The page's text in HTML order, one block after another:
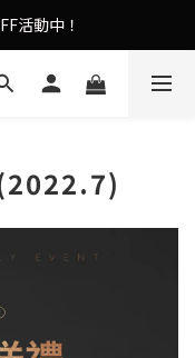
果UP！
活動中！
透肌✨